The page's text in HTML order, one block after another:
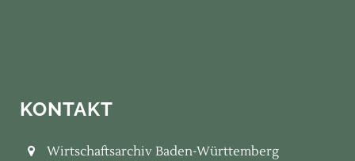
KONTAKT
Wirtschaftsarchiv Baden-Württemberg